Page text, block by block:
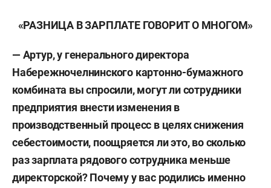
«РАЗНИЦА В ЗАРПЛАТЕ ГОВОРИТ О МНОГОМ»
— Артур, у генерального директора
Набережночелнинского картонно-бумажного
комбината вы спросили, могут ли сотрудники
предприятия внести изменения в
производственный процесс в целях снижения
себестоимости, поощряется ли это, во сколько
раз зарплата рядового сотрудника меньше
директорской? Почему у вас родились именно